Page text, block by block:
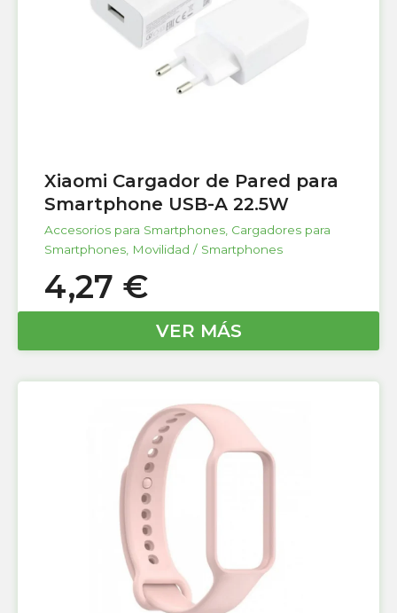
Xiaomi Cargador de Pared para
Smartphone USB-A 22.5W
Accesorios para Smartphones Cargadores para
Smartphones Movilidad / Smartphones
4,27 €
VER MÁS